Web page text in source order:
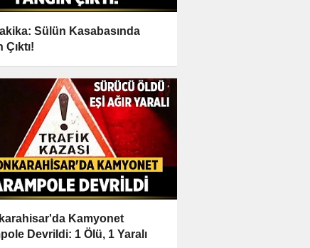
Sülün Kasabasında
Çıktı!
Kamyonet
Devrildi: 1 Ölü, 1 Yaralı